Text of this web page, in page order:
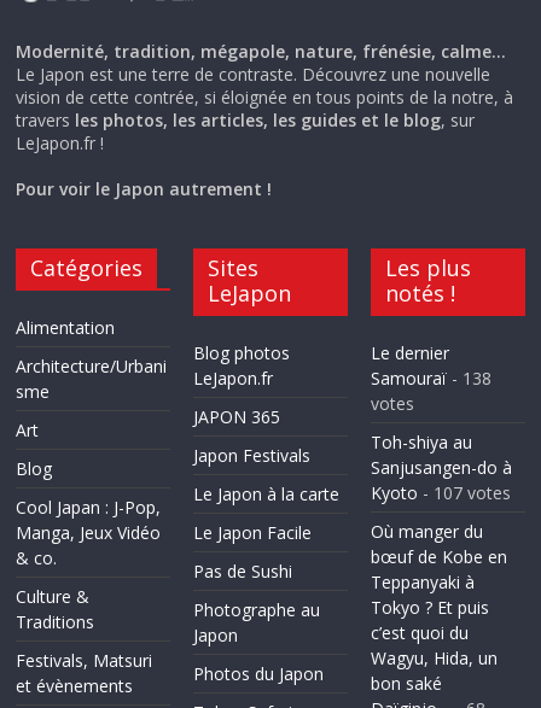
Modernité, tradition, mégapole, nature, frénésie, calme…
Le Japon est une terre de contraste. Découvrez une nouvelle
vision de cette contrée, si éloignée en tous points de la notre, à
travers les photos, les articles, les guides et le blog, sur
LeJapon.fr !
Pour voir le Japon autrement !
Catégories
Alimentation
Architecture/Urbani
sme
Art
Blog
Cool Japan : J-Pop,
Manga, Jeux Vidéo
& co.
Culture &
Traditions
Festivals, Matsuri
et évènements
Sites
LeJapon
Blog photos
LeJapon.fr
JAPON 365
Japon Festivals
Le Japon à la carte
Le Japon Facile
Pas de Sushi
Photographe au
Japon
Photos du Japon
Les plus
notés !
Le dernier
Samouraï- 138
votes
Toh-shiya au
Sanjusangen-do à
Kyoto - 107 votes
Où manger du
bœuf de Kobe en
Teppanyaki à
Tokyo ? Et puis
c’est quoi du
Wagyu, Hida, un
bon saké